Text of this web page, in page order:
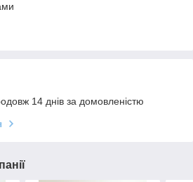
14 днів за домовленістю